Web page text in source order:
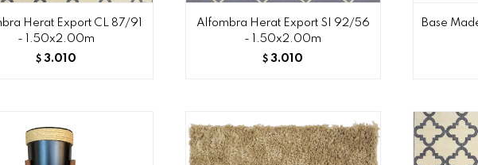
Herat Export CL 87/91
- 1.50x2.00m
$ 3.010
Alfombra Herat Export SI 92/56
- 1.50x2.00m
$ 3.010
Base